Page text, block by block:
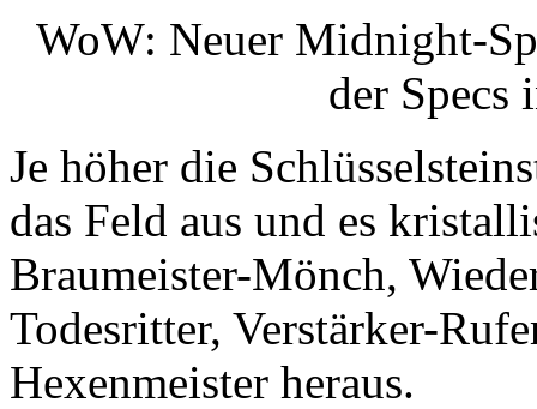
WoW: Neuer Midnight-
der Specs
Je höher die
das Feld aus und es
Braumeister-Mönch,
Todesritter, Verstärker-
Hexenmeister heraus.